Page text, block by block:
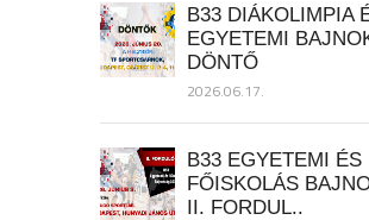
B33 DIÁKOLIMPIA
EGYETEMI
DÖNTŐ
2026.06.17.
B33 EGYETEMI ÉS
FŐISKOLÁS
II. FORDUL..